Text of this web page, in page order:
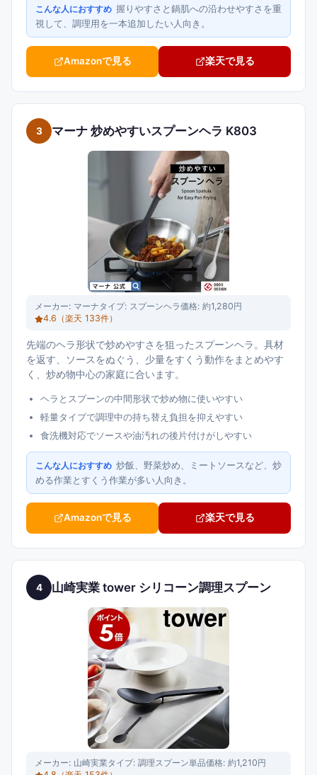
こんな人におすすめ 握りやすさと鍋肌への沿わせやすさを重
視して、調理用を一本追加したい人向き。
Amazonで見る 楽天で見る
3 マーナ 炒めやすいスプーンヘラ K803
メーカー: マーナタイプ: スプーンヘラ価格: 約1,280円
4.6 （楽天 133件）
先端のヘラ形状で炒めやすさを狙ったスプーンヘラ。具材
を返す、ソースをぬぐう、少量をすくう動作をまとめやす
く、炒め物中心の家庭に合います。
ヘラとスプーンの中間形状で炒め物に使いやすい
軽量タイプで調理中の持ち替え負担を抑えやすい
食洗機対応でソースや油汚れの後片付けがしやすい
こんな人におすすめ 炒飯、野菜炒め、ミートソースなど、炒
める作業とすくう作業が多い人向き。
Amazonで見る 楽天で見る
4 山崎実業 tower シリコーン調理スプーン
メーカー: 山崎実業タイプ: 調理スプーン単品価格: 約1,210円